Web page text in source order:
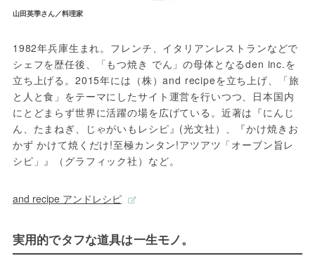
山田英季さん／料理家
1982年兵庫生まれ。フレンチ、イタリアンレストランなどで
シェフを歴任後、「もつ焼き でん」の母体となるden inc.を
立ち上げる。2015年には（株）and recipeを立ち上げ、「旅
と人と食」をテーマにしたサイト運営を行いつつ、日本国内
にとどまらず世界に活躍の場を広げている。近著は『にんじ
ん、たまねぎ、じゃがいもレシピ』(光文社）、『かけ焼きお
かず かけて焼くだけ!至極カンタン!アツアツ「オーブン旨レ
シピ」』（グラフィック社）など。
and recipe アンドレシピ
実用的でタフな道具は一生モノ。